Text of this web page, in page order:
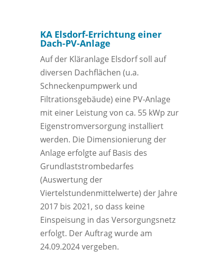
KA Elsdorf-Errichtung einer
Dach-PV-Anlage
Auf der Kläranlage Elsdorf soll auf
diversen Dachflächen (u.a.
Schneckenpumpwerk und
Filtrationsgebäude) eine PV-Anlage
mit einer Leistung von ca. 55 kWp zur
Eigenstromversorgung installiert
werden. Die Dimensionierung der
Anlage erfolgte auf Basis des
Grundlaststrombedarfes
(Auswertung der
Viertelstundenmittelwerte) der Jahre
2017 bis 2021, so dass keine
Einspeisung in das Versorgungsnetz
erfolgt. Der Auftrag wurde am
24.09.2024 vergeben.